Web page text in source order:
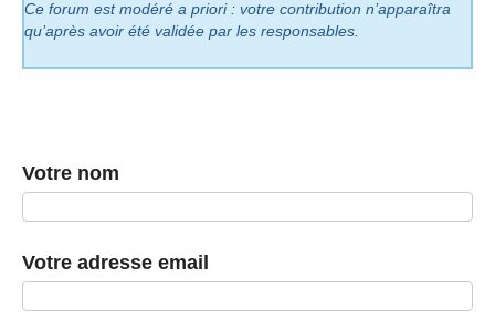
Ce forum est modéré a priori : votre contribution n’apparaîtra
qu’après avoir été validée par les responsables.
Votre nom
Votre adresse email